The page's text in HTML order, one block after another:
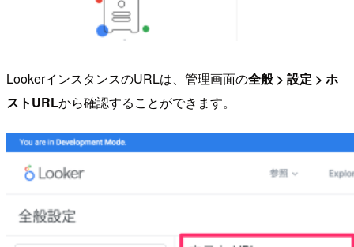
LookerインスタンスのURLは、管理画面の全般 > 設定 > ホ
ストURLから確認することができます。